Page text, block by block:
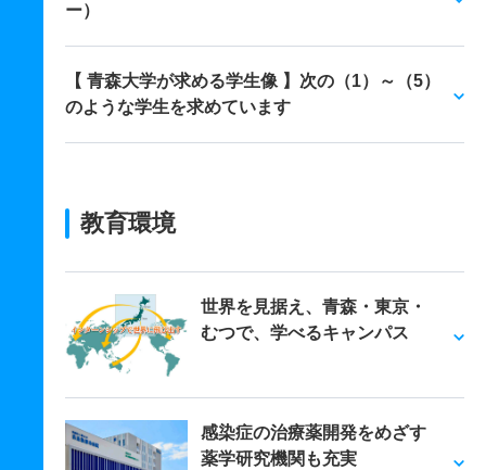
ー）
【 青森大学が求める学生像 】次の（1）～（5）
のような学生を求めています
教育環境
世界を見据え、青森・東京・
むつで、学べるキャンパス
感染症の治療薬開発をめざす
薬学研究機関も充実